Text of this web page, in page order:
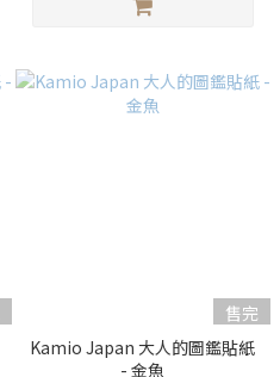
售完
Kamio Japan 大人的圖鑑貼紙
- 金魚